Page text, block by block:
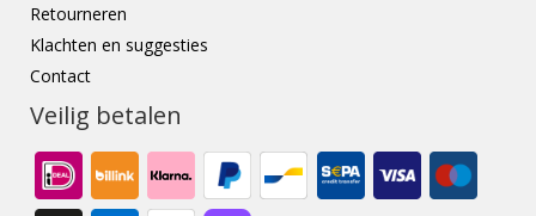
Retourneren
Klachten en suggesties
Contact
Veilig betalen